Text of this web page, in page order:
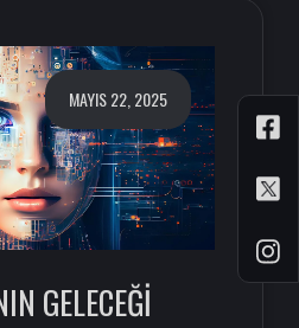
GELECEĞİ
MAYIS 22, 2025